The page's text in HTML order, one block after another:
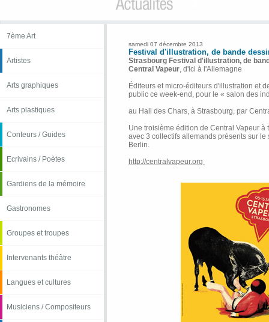
7ème Art
Artistes
Arts graphiques
Arts plastiques
Conteurs / Guides
Ecrivains / Poètes
Gardiens de la mémoire
Gastronomes
Groupes et troupes
Intervenants théâtre
Langues et cultures
Musiciens / Compositeurs
samedi 07 décembre 2013
Festival d'illustration, de bande
Strasbourg Festival d'illustration, de
Central Vapeur, d'ici à l'Allemagne
Éditeurs et micro-éditeurs d'illustration et
public ce week-end, pour le « salon des
au Hall des Chars, à Strasbourg, par
Une troisième édition de Central Vapeur à
avec 3 collectifs allemands présents sur le
Berlin.
http://centralvapeur.org